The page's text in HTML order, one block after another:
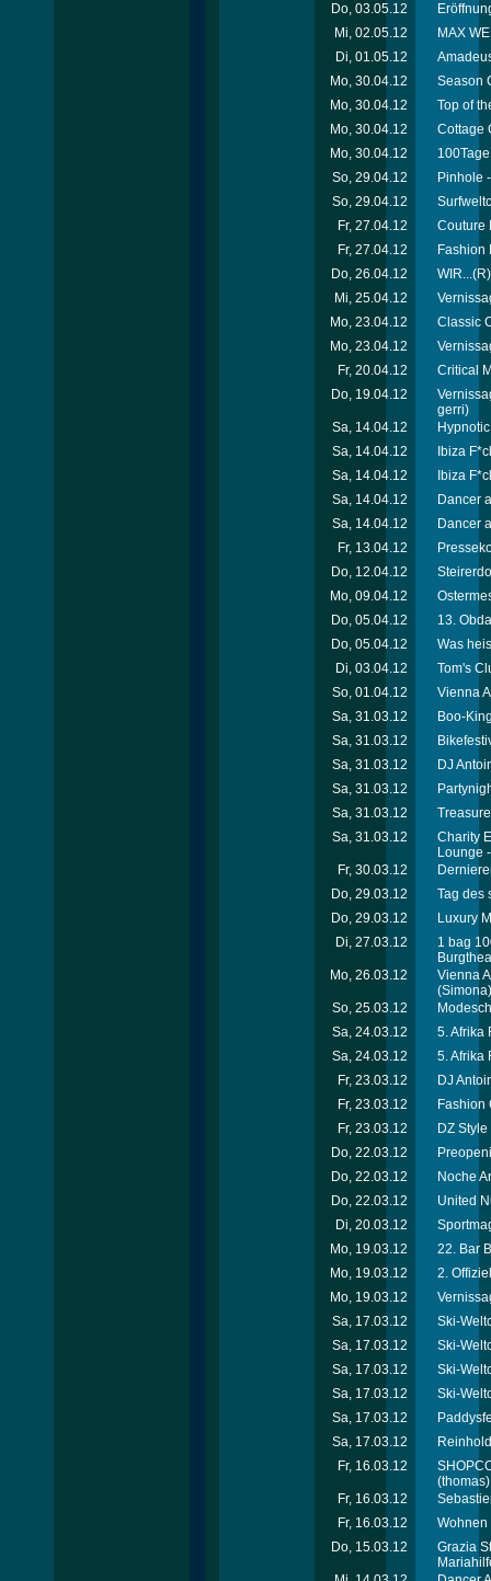
Do, 03.05.12
Mi, 02.05.12
MAX
Di, 01.05.12
Mo, 30.04.12
Season
Mo, 30.04.12
Top of
Mo, 30.04.12
Cottage
Mo, 30.04.12
So, 29.04.12
Pinhole
So, 29.04.12
Fr, 27.04.12
Couture
Fr, 27.04.12
Fashion
Do, 26.04.12
Mi, 25.04.12
Mo, 23.04.12
Classic
Mo, 23.04.12
Fr, 20.04.12
Critical
Do, 19.04.12
gerri)
Sa, 14.04.12
Sa, 14.04.12
Ibiza
Sa, 14.04.12
Ibiza
Sa, 14.04.12
Dancer
Sa, 14.04.12
Dancer
Fr, 13.04.12
Do, 12.04.12
Mo, 09.04.12
Do, 05.04.12
13.
Do, 05.04.12
Was
Di, 03.04.12
Tom's
So, 01.04.12
Vienna
Sa, 31.03.12
Boo-
Sa, 31.03.12
Sa, 31.03.12
DJ
Sa, 31.03.12
Sa, 31.03.12
Sa, 31.03.12
Charity
Lounge
Fr, 30.03.12
Do, 29.03.12
Tag des
Do, 29.03.12
Luxury
Di, 27.03.12
1 bag
Mo, 26.03.12
Vienna
(Simona)
So, 25.03.12
Sa, 24.03.12
5. Afrika
Sa, 24.03.12
5. Afrika
Fr, 23.03.12
DJ
Fr, 23.03.12
Fashion
Fr, 23.03.12
DZ
Do, 22.03.12
Do, 22.03.12
Noche
Do, 22.03.12
United
Di, 20.03.12
Mo, 19.03.12
22. Bar
Mo, 19.03.12
2.
Mo, 19.03.12
Sa, 17.03.12
Ski-
Sa, 17.03.12
Ski-
Sa, 17.03.12
Ski-
Sa, 17.03.12
Ski-
Sa, 17.03.12
Sa, 17.03.12
Fr, 16.03.12
(thomas)
Fr, 16.03.12
Fr, 16.03.12
Wohnen
Do, 15.03.12
Grazia